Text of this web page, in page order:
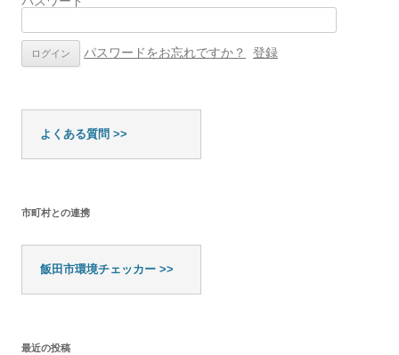
パスワードをお忘れですか？ 登録
よくある質問 >>
市町村との連携
飯田市環境チェッカー >>
最近の投稿